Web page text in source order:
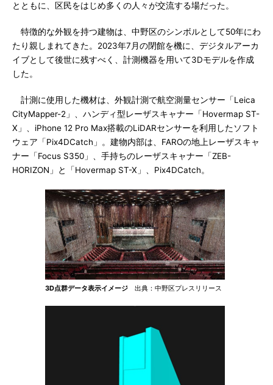
とともに、区民をはじめ多くの人々が交流する場だった。
特徴的な外観を持つ建物は、中野区のシンボルとして50年にわ
たり親しまれてきた。2023年7月の閉館を機に、デジタルアーカ
イブとして後世に残すべく、計測機器を用いて3Dモデルを作成
した。
計測に使用した機材は、外観計測で航空測量センサー「Leica
CityMapper-2」、ハンディ型レーザスキャナー「Hovermap ST-
X」、iPhone 12 Pro Max搭載のLiDARセンサーを利用したソフト
ウェア「Pix4DCatch」。建物内部は、FAROの地上レーザスキャ
ナー「Focus S350」、手持ちのレーザスキャナー「ZEB-
HORIZON」と「Hovermap ST-X」、Pix4DCatch。
3D点群データ表示イメージ 出典：中野区プレスリリース